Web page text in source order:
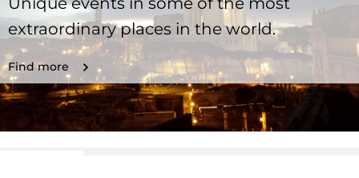
extraordinary places in the world.
Find more